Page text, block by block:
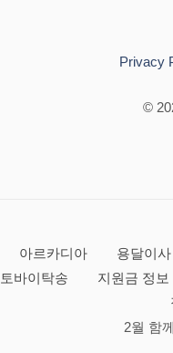
©
Privacy
아르카디아 용달이사
토바이탁송
지원금 정보
2월 함